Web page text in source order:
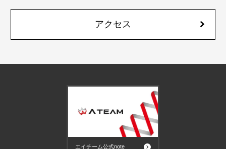
アクセス
エイチーム公式note